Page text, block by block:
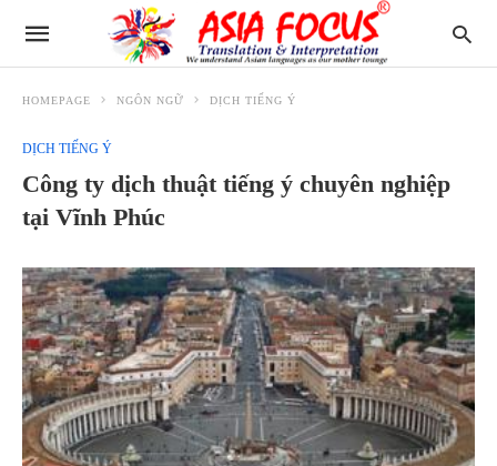
HOMEPAGE NGÔN NGỮ DỊCH TIẾNG Ý
DỊCH TIẾNG Ý
Công ty dịch thuật tiếng ý chuyên nghiệp
tại Vĩnh Phúc